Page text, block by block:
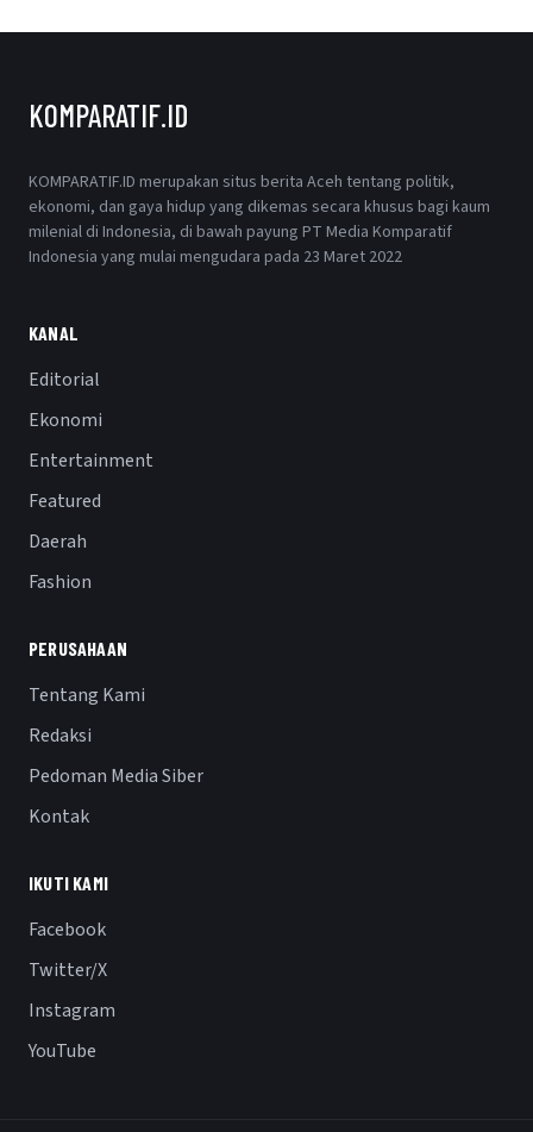
KOMPARATIF.ID
KOMPARATIF.ID merupakan situs berita Aceh tentang politik,
ekonomi, dan gaya hidup yang dikemas secara khusus bagi kaum
milenial di Indonesia, di bawah payung PT Media Komparatif
Indonesia yang mulai mengudara pada 23 Maret 2022
KANAL
Editorial
Ekonomi
Entertainment
Featured
Daerah
Fashion
PERUSAHAAN
Tentang Kami
Redaksi
Pedoman Media Siber
Kontak
IKUTI KAMI
Facebook
Twitter/X
Instagram
YouTube